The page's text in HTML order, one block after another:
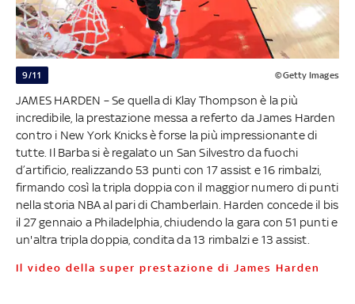
9/11 ©Getty Images
JAMES HARDEN – Se quella di Klay Thompson è la più
incredibile, la prestazione messa a referto da James Harden
contro i New York Knicks è forse la più impressionante di
tutte. Il Barba si è regalato un San Silvestro da fuochi
d’artificio, realizzando 53 punti con 17 assist e 16 rimbalzi,
firmando così la tripla doppia con il maggior numero di punti
nella storia NBA al pari di Chamberlain. Harden concede il bis
il 27 gennaio a Philadelphia, chiudendo la gara con 51 punti e
un'altra tripla doppia, condita da 13 rimbalzi e 13 assist.
Il video della super prestazione di James Harden